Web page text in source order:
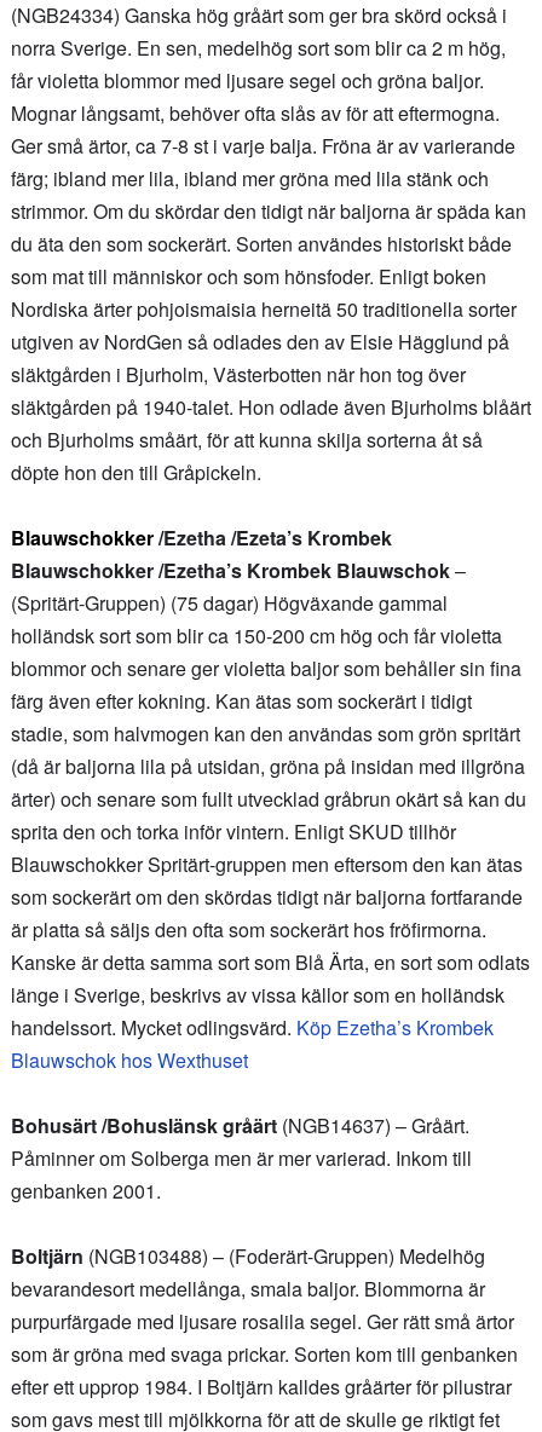
(NGB24334) Ganska hög gråärt som ger bra skörd också i
norra Sverige. En sen, medelhög sort som blir ca 2 m hög,
får violetta blommor med ljusare segel och gröna baljor.
Mognar långsamt, behöver ofta slås av för att eftermogna.
Ger små ärtor, ca 7-8 st i varje balja. Fröna är av varierande
färg; ibland mer lila, ibland mer gröna med lila stänk och
strimmor. Om du skördar den tidigt när baljorna är späda kan
du äta den som sockerärt. Sorten användes historiskt både
som mat till människor och som hönsfoder. Enligt boken
Nordiska ärter pohjoismaisia herneitä 50 traditionella sorter
utgiven av NordGen så odlades den av Elsie Hägglund på
släktgården i Bjurholm, Västerbotten när hon tog över
släktgården på 1940-talet. Hon odlade även Bjurholms blåärt
och Bjurholms småärt, för att kunna skilja sorterna åt så
döpte hon den till Gråpickeln.
Blauwschokker/Ezetha /Ezeta’s Krombek
Blauwschokker /Ezetha’s Krombek Blauwschok–
(Spritärt-Gruppen) (75 dagar) Högväxande gammal
holländsk sort som blir ca 150-200 cm hög och får violetta
blommor och senare ger violetta baljor som behåller sin fina
färg även efter kokning. Kan ätas som sockerärt i tidigt
stadie, som halvmogen kan den användas som grön spritärt
(då är baljorna lila på utsidan, gröna på insidan med illgröna
ärter) och senare som fullt utvecklad gråbrun okärt så kan du
sprita den och torka inför vintern. Enligt SKUD tillhör
Blauwschokker Spritärt-gruppen men eftersom den kan ätas
som sockerärt om den skördas tidigt när baljorna fortfarande
är platta så säljs den ofta som sockerärt hos fröfirmorna.
Kanske är detta samma sort som Blå Ärta, en sort som odlats
länge i Sverige, beskrivs av vissa källor som en holländsk
handelssort. Mycket odlingsvärd. Köp Ezetha’s Krombek
Blauwschok hos Wexthuset
Bohusärt/Bohuslänsk gråärt(NGB14637) – Gråärt.
Påminner om Solberga men är mer varierad. Inkom till
genbanken 2001.
Boltjärn (NGB103488) – (Foderärt-Gruppen) Medelhög
bevarandesort medellånga, smala baljor. Blommorna är
purpurfärgade med ljusare rosalila segel. Ger rätt små ärtor
som är gröna med svaga prickar. Sorten kom till genbanken
efter ett upprop 1984. I Boltjärn kalldes gråärter för pilustrar
som gavs mest till mjölkkorna för att de skulle ge riktigt fet